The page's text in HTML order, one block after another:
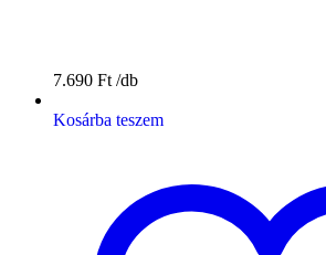
7.690 Ft
Kosárba teszem